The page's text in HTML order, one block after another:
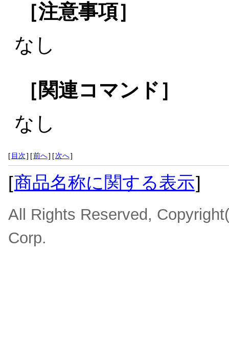
［注意事項］
なし
［関連コマンド］
なし
[ 目次] [前へ] [次へ]
[商品名称に関する表示]
All Rights Reserved,
Corp.